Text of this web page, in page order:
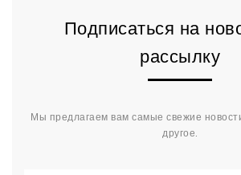
Подписаться на
рассылку
Мы предлагаем вам самые свежие
другое.